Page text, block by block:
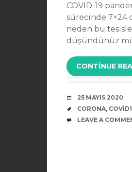
COVID-19
sürecinde 7×24
neden bu
düşündünüz
CONTINUE
DATE
25 MAYIS 2020
TAGS
CORONA,
COMMENTS
LEAVE A